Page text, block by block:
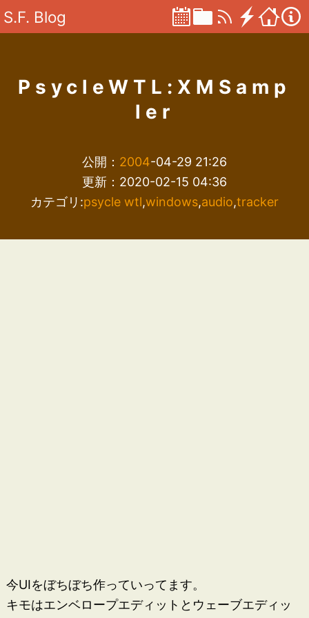
S.F. Blog
PsycleWTL:XMSamp
ler
公開： 2004-04-29 21:26
更新：2020-02-15 04:36
カテゴリ:psycle wtl,windows,audio,tracker
今UIをぼちぼち作っていってます。
キモはエンベロープエディットとウェーブエディッ